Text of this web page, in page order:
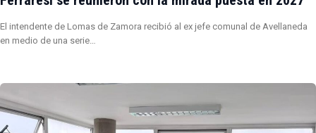
El intendente de Lomas de Zamora recibió al ex jefe comunal de Avellaneda
en medio de una serie…